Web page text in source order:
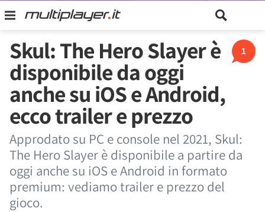
1
Skul: The Hero Slayer è
disponibile da oggi
anche su iOS e Android,
ecco trailer e prezzo
Approdato su PC e console nel 2021, Skul:
The Hero Slayer è disponibile a partire da
oggi anche su iOS e Android in formato
premium: vediamo trailer e prezzo del
gioco.